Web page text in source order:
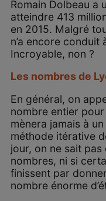
Romain Dolbeau a
atteindre 413
en 2015. Malgré
n’a encore conduit
Incroyable, non ?
Les nombres de
En général, on
nombre entier pour
mènera jamais à
méthode itérative
jour, on ne sait
nombres, ni si
finissent par
nombre énorme